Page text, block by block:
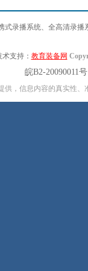
式录播系统、全高清录
术支持： 教育装备网
皖B2-20090011
供，信息内容的真实性